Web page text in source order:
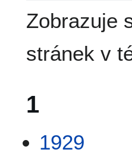
Zobrazuje
stránek v
1
1929